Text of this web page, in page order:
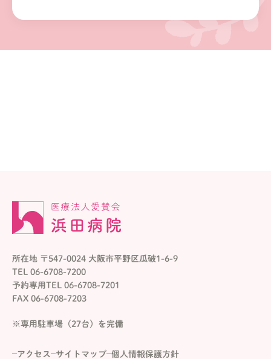
所在地 〒547-0024 大阪市平野区瓜破1-6-9
TEL 06-6708-7200
予約専用TEL 06-6708-7201
FAX 06-6708-7203
※専用駐車場（27台）を完備
アクセス サイトマップ 個人情報保護方針